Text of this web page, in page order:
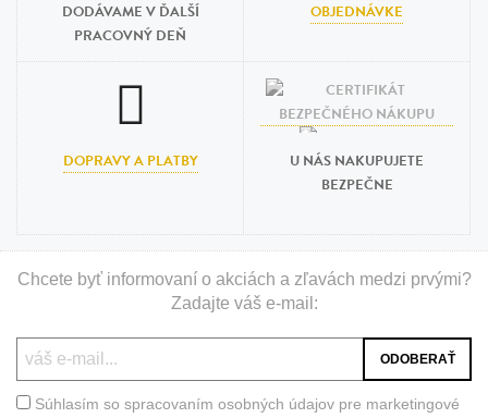
DODÁVAME V ĎALŠÍ
PRACOVNÝ DEŇ
OBJEDNÁVKE
DOPRAVY A PLATBY
U NÁS NAKUPUJETE
BEZPEČNE
Chcete byť informovaní o akciách a zľavách medzi prvými?
Zadajte váš e-mail:
Súhlasím so spracovaním osobných údajov pre marketingové